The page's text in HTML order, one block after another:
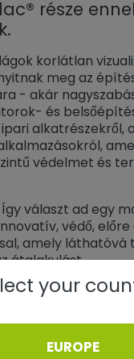
része
korlátlan
meg az
- akár
és
alkatrészekről,
védelmet és
választ ad egy
védő,
amely láthatóvá
átalakulást.
Silver
your
EUROPE